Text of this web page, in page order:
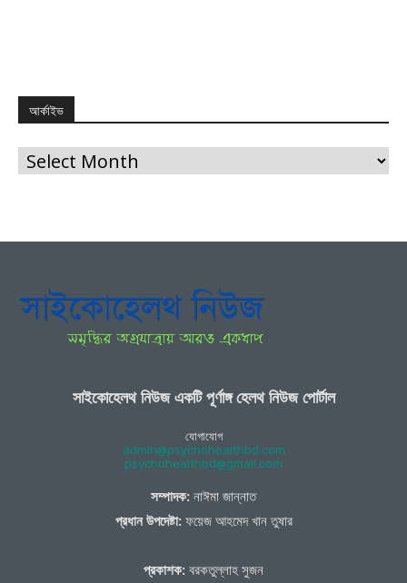
আর্কাইভ
আর্কাইভ
সাইকোহেলথ নিউজ একটি পূর্ণাঙ্গ হেলথ নিউজ পোর্টাল
যোগাযোগ
admin@psychohealthbd.com
psychohealthbd@gmail.com
সম্পাদক: নাঈমা জান্নাত
প্রধান উপদেষ্টা:ফয়েজ আহমেদ খান তুষার
প্রকাশক: বরকতুল্লাহ সুজন